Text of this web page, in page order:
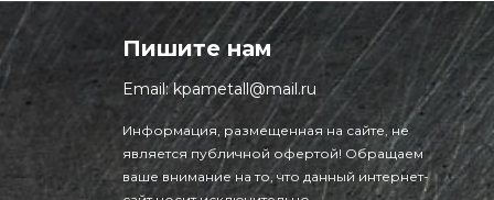
Пишите нам
Email:kpametall@mail.ru